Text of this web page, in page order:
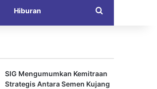
Hiburan
SIG Mengumumkan Kemitraan
Strategis Antara Semen Kujang